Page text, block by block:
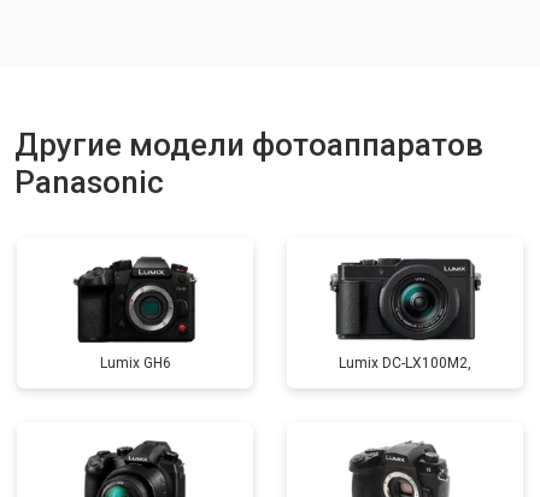
Другие модели фотоаппаратов
Panasonic
Lumix GH6 Lumix DC-LX100M2,